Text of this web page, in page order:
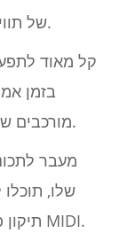
של תווים בודדים בתוך מקור שמע פוליפוני.
קל מאוד
בזמן
מורכבים שלא תוכל לעשות עם שום תוסף אחר.
מעבר
שלו,
תיקון פורמנט מתכוונן, סינון הרמוני ובקרת MIDI.